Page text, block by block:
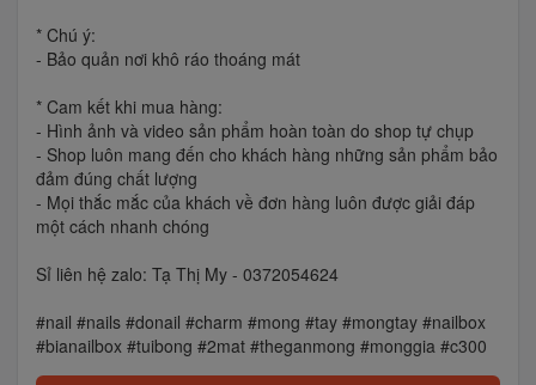
* Chú ý:
- Bảo quản nơi khô ráo thoáng mát
* Cam kết khi mua hàng:
- Hình ảnh và video sản phẩm hoàn toàn do shop tự chụp
- Shop luôn mang đến cho khách hàng những sản phẩm bảo
đảm đúng chất lượng
- Mọi thắc mắc của khách về đơn hàng luôn được giải đáp
một cách nhanh chóng
Sỉ liên hệ zalo: Tạ Thị My - 0372054624
#nail #nails #donail #charm #mong #tay #mongtay #nailbox
#bianailbox #tuibong #2mat #theganmong #monggia #c300